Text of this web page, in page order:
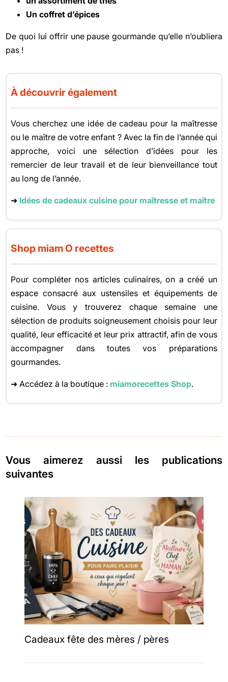
Un coffret d’épices
De quoi lui offrir une pause gourmande qu’elle n’oubliera
pas !
À découvrir également
Vous cherchez une idée de cadeau pour la maîtresse
ou le maître de votre enfant ? Avec la fin de l’année qui
approche, voici une sélection d’idées pour les
remercier de leur travail et de leur bienveillance tout
au long de l’année.
➜ Idées de cadeaux cuisine pour maîtresse et maître
Shop miam O recettes
Pour compléter nos articles culinaires, on a créé un
espace consacré aux ustensiles et équipements de
cuisine. Vous y trouverez chaque semaine une
sélection de produits soigneusement choisis pour leur
qualité, leur efficacité et leur prix attractif, afin de vous
accompagner dans toutes vos préparations
gourmandes.
➜ Accédez à la boutique : miamorecettes Shop.
Vous aimerez aussi les publications
suivantes
Cadeaux fête des mères / pères